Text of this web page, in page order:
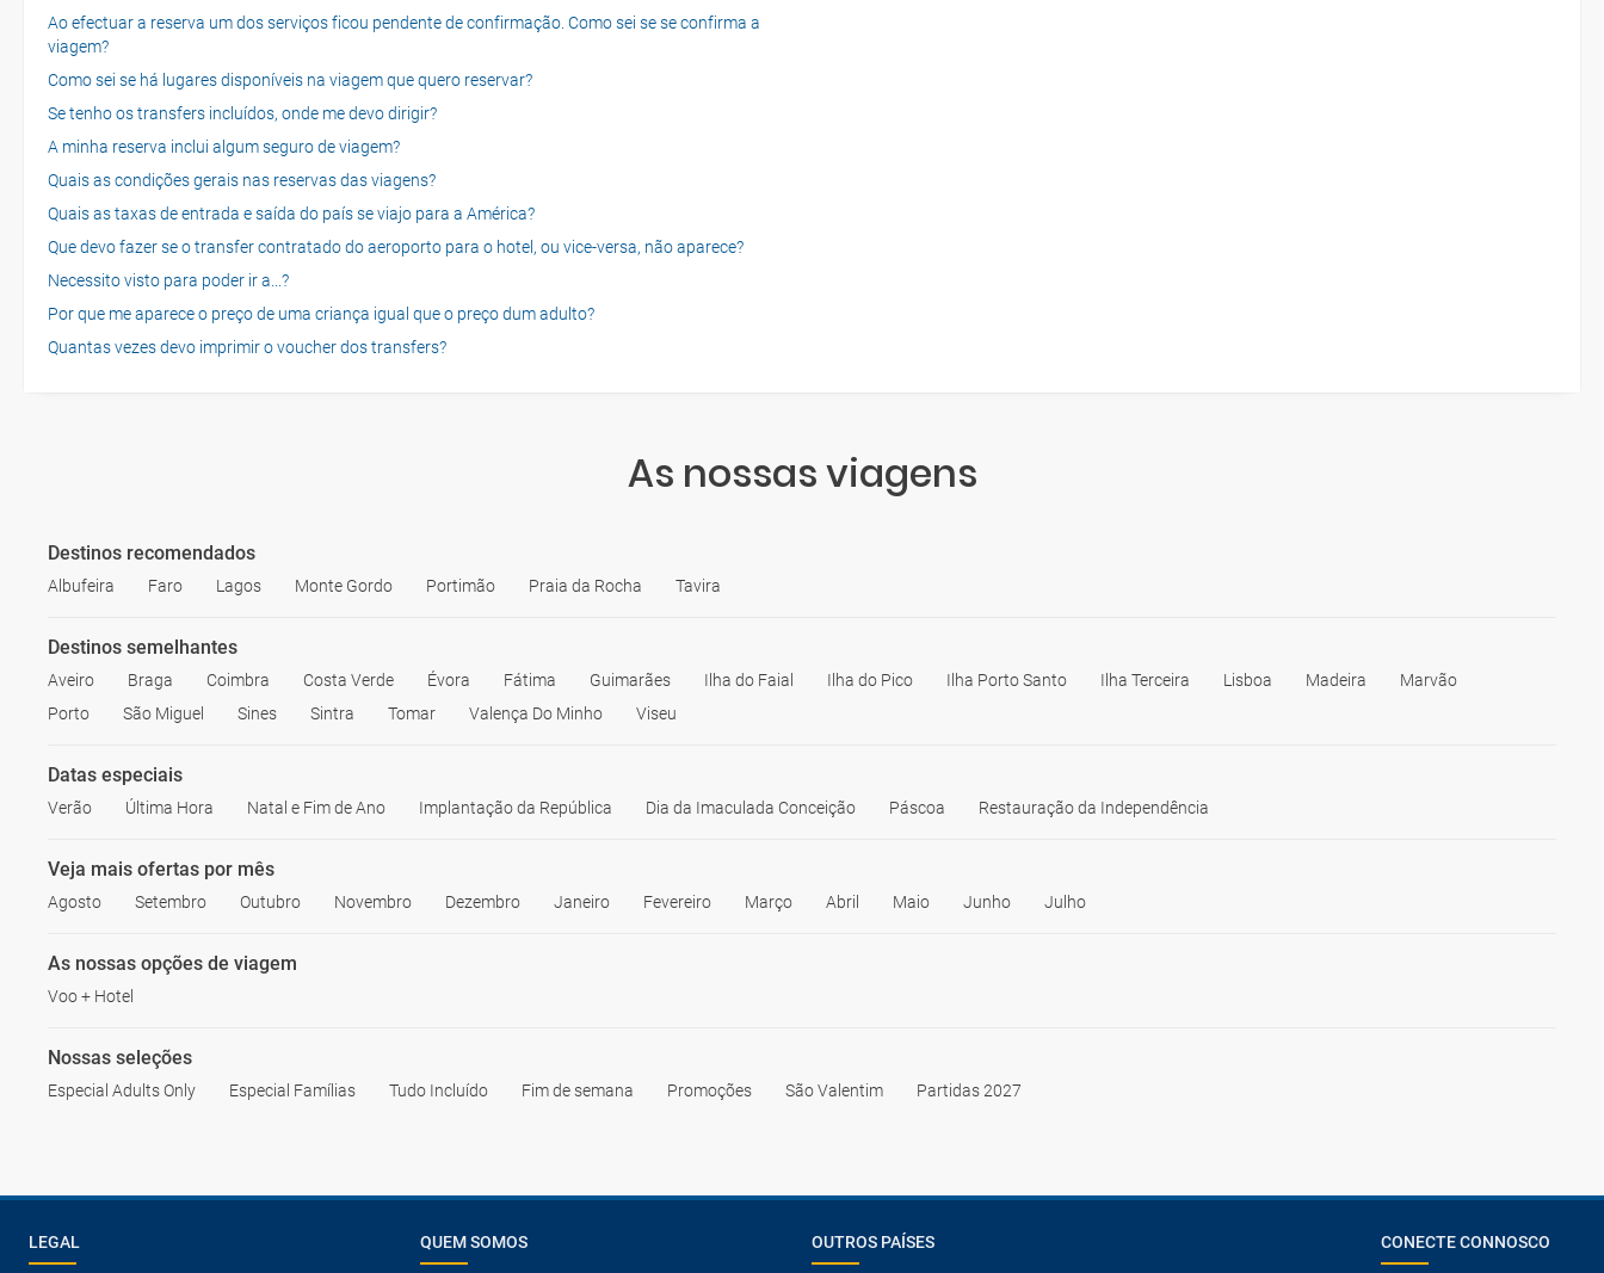
Ao efectuar a reserva um dos serviços ficou pendente de confirmação. Como sei se se confirma a
viagem?
Como sei se há lugares disponíveis na viagem que quero reservar?
Se tenho os transfers incluídos, onde me devo dirigir?
A minha reserva inclui algum seguro de viagem?
Quais as condições gerais nas reservas das viagens?
Quais as taxas de entrada e saída do país se viajo para a América?
Que devo fazer se o transfer contratado do aeroporto para o hotel, ou vice-versa, não aparece?
Necessito visto para poder ir a...?
Por que me aparece o preço de uma criança igual que o preço dum adulto?
Quantas vezes devo imprimir o voucher dos transfers?
As nossas viagens
Destinos recomendados
Albufeira Faro Lagos Monte Gordo Portimão Praia da Rocha Tavira
Destinos semelhantes
Aveiro Braga Coimbra Costa Verde Évora Fátima Guimarães Ilha do Faial Ilha do Pico Ilha Porto Santo Ilha Terceira Lisboa Madeira
Marvão
Porto
São Miguel Sines Sintra Tomar Valença Do Minho Viseu
Datas especiais
Verão Última Hora Natal e Fim de Ano Implantação da República Dia da Imaculada Conceição Páscoa Restauração da Independência
Veja mais ofertas por mês
Agosto Setembro Outubro Novembro Dezembro Janeiro Fevereiro Março Abril Maio Junho Julho
As nossas opções de viagem
Voo + Hotel
Nossas seleções
Especial Adults Only Especial Famílias Tudo Incluído Fim de semana Promoções São Valentim Partidas 2027
LEGAL QUEM SOMOS OUTROS PAÍSES CONECTE CONNOSCO